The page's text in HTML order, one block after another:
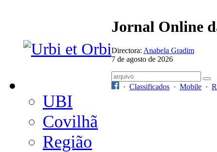
Jornal Online
Directora: Anabela Gradim
7 de agosto de 2026
· Classificados · Mobile ·
UBI
Covilhã
Região